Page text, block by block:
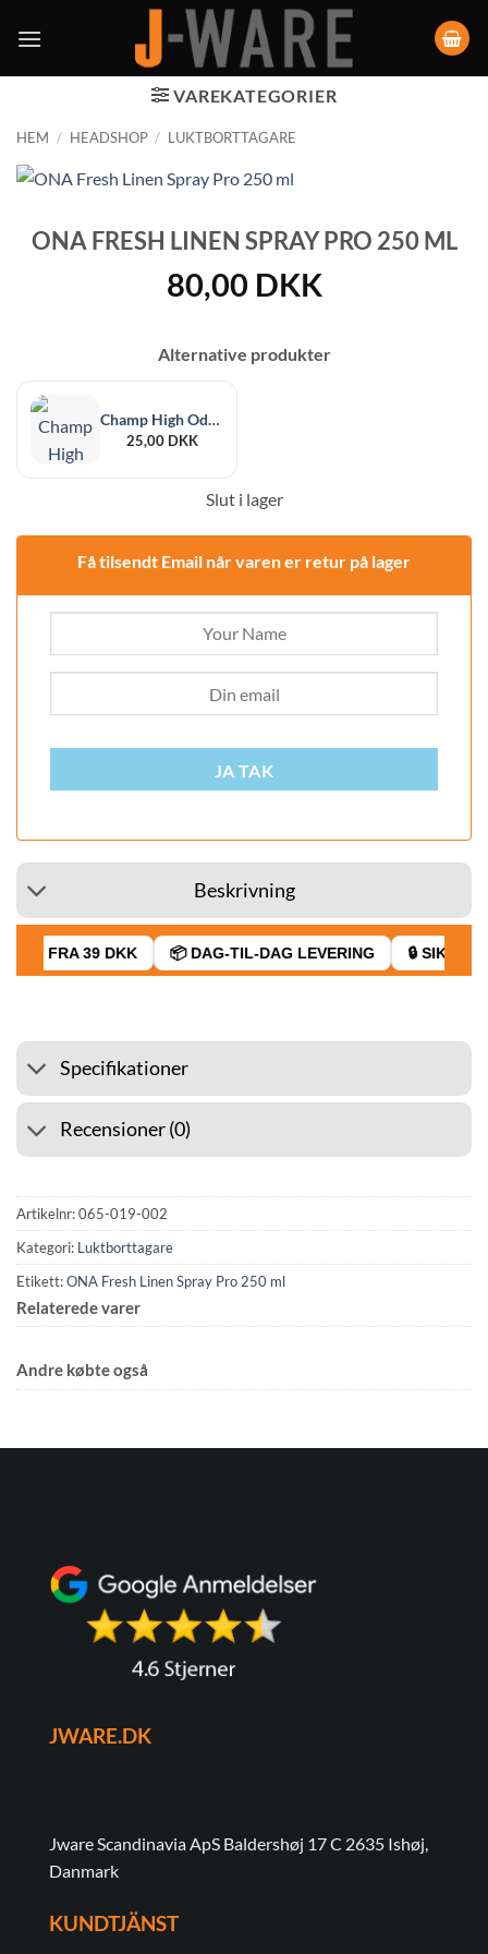
VAREKATEGORIER
HEM / HEADSHOP / LUKTBORTTAGARE
ONA FRESH LINEN SPRAY PRO 250 ML
80,00 DKK
Alternative produkter
Champ High Odor Smoke Killer-ljus
25,00 DKK
Slut i lager
Få tilsendt Email når varen er retur på lager
JA TAK
Beskrivning
FRA 39 DKK 📦 DAG-TIL-DAG LEVERING 🔒 SIKKER
Specifikationer
Recensioner (0)
Artikelnr:065-019-002
Kategori: Luktborttagare
Etikett:ONA Fresh Linen Spray Pro 250 ml
Relaterede varer
Andre købte også
JWARE.DK
Jware Scandinavia ApS Baldershøj 17 C 2635 Ishøj,
Danmark
KUNDTJÄNST